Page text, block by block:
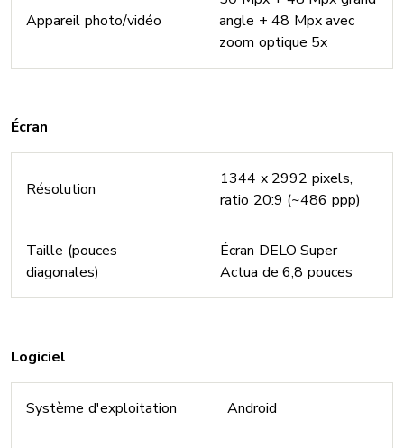
Appareil photo/vidéo
angle + 48 Mpx avec
zoom optique 5x
Écran
Résolution
1344 x 2992 pixels,
ratio 20:9 (~486 ppp)
Taille (pouces
diagonales)
Écran DELO Super
Actua de 6,8 pouces
Logiciel
Système d'exploitation Android